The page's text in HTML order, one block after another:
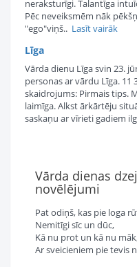
neraksturīgi. Talantīga
Pēc neveiksmēm nāk
"ego"viņš.. Lasīt vairāk
Līga
Vārda dienu Līga svin 23.
personas ar vārdu Līga. 11
skaidrojums: Pirmais tips.
laimīga. Alkst ārkārtēju
saskaņu ar vīrieti gadiem
Vārda dienas
novēlējumi
Pat odiņš, kas pie loga
Nemitīgi sīc un dūc,
Kā nu prot un kā nu
Ar sveicieniem pie tevis